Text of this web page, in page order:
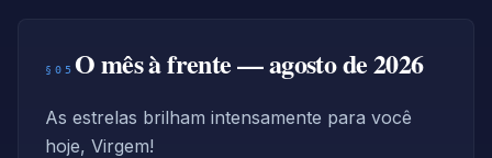
§05 O mês à frente — agosto de 2026
As estrelas brilham intensamente para você
hoje, Virgem!